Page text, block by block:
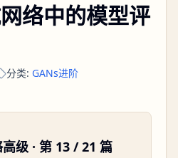
络中的模型评
分类: GANs进阶
级 · 第 13 /21 篇